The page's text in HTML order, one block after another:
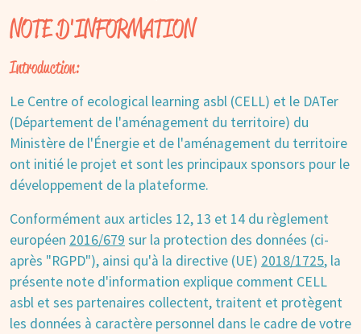
NOTE D'INFORMATION
Introduction:
Le Centre of ecological learning asbl (CELL) et le DATer
(Département de l'aménagement du territoire) du
Ministère de l'Énergie et de l'aménagement du territoire
ont initié le projet et sont les principaux sponsors pour le
développement de la plateforme.
Conformément aux articles 12, 13 et 14 du règlement
européen 2016/679 sur la protection des données (ci-
après "RGPD"), ainsi qu'à la directive (UE) 2018/1725, la
présente note d'information explique comment CELL
asbl et ses partenaires collectent, traitent et protègent
les données à caractère personnel dans le cadre de votre